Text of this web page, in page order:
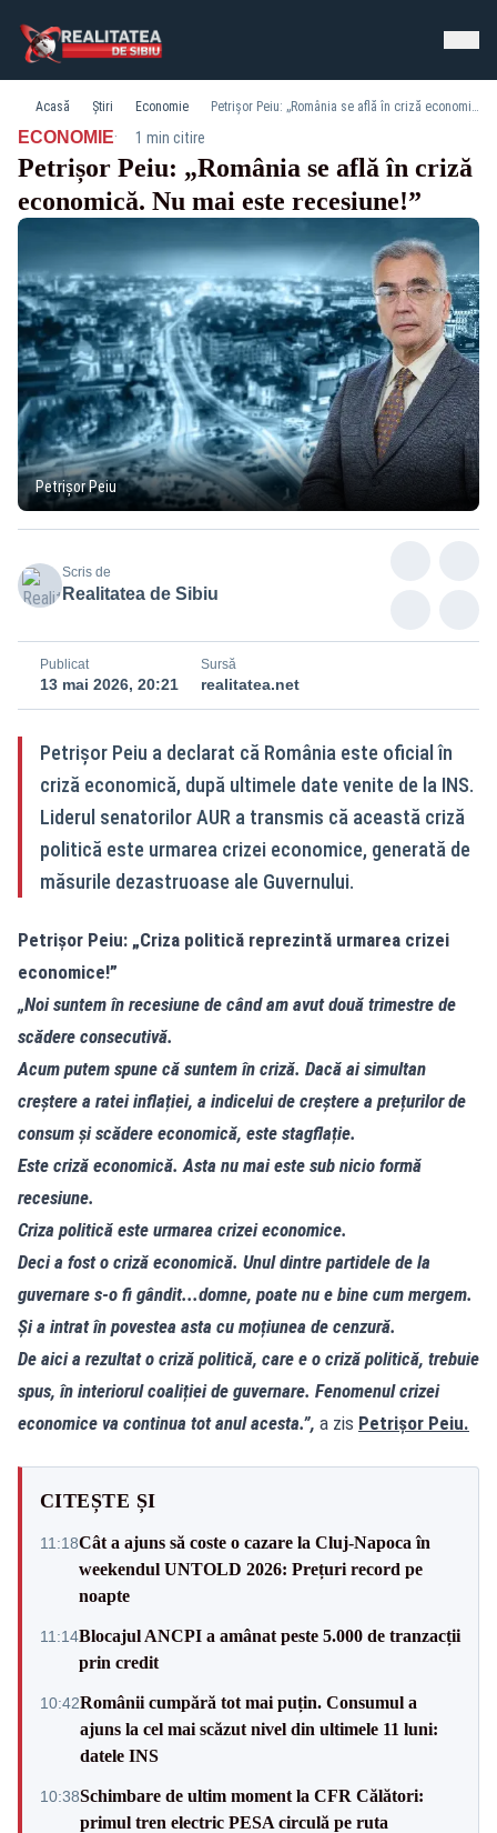
Acasă Știri Economie Petrișor Peiu: „România se află în criză economică. Nu mai este recesiune!”
ECONOMIE· 1 min citire
Petrișor Peiu: „România se află în criză
economică. Nu mai este recesiune!”
Petrișor Peiu
Scris de
Realitatea de Sibiu
Publicat
13 mai 2026, 20:21
Sursă
realitatea.net
Petrișor Peiu a declarat că România este oficial în
criză economică, după ultimele date venite de la INS.
Liderul senatorilor AUR a transmis că această criză
politică este urmarea crizei economice, generată de
măsurile dezastruoase ale Guvernului.
Petrișor Peiu: „Criza politică reprezintă urmarea crizei
economice!”
„Noi suntem în recesiune de când am avut două trimestre de
scădere consecutivă.
Acum putem spune că suntem în criză. Dacă ai simultan
creștere a ratei inflației, a indicelui de creștere a prețurilor de
consum și scădere economică, este stagflație.
Este criză economică. Asta nu mai este sub nicio formă
recesiune.
Criza politică este urmarea crizei economice.
Deci a fost o criză economică. Unul dintre partidele de la
guvernare s-o fi gândit...domne, poate nu e bine cum mergem.
Și a intrat în povestea asta cu moțiunea de cenzură.
De aici a rezultat o criză politică, care e o criză politică, trebuie
spus, în interiorul coaliției de guvernare. Fenomenul crizei
economice va continua tot anul acesta.”, a zis Petrișor Peiu.
CITEȘTE ȘI
11:18Cât a ajuns să coste o cazare la Cluj-Napoca în
weekendul UNTOLD 2026: Prețuri record pe
noapte
11:14Blocajul ANCPI a amânat peste 5.000 de tranzacții
prin credit
10:42Românii cumpără tot mai puțin. Consumul a
ajuns la cel mai scăzut nivel din ultimele 11 luni:
datele INS
10:38Schimbare de ultim moment la CFR Călători:
primul tren electric PESA circulă pe ruta